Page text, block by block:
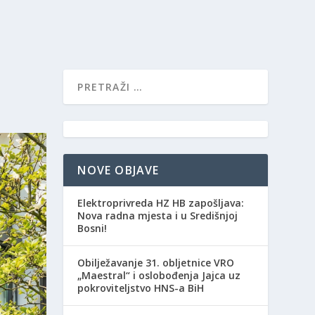
NOVE OBJAVE
Elektroprivreda HZ HB zapošljava:
Nova radna mjesta i u Središnjoj
Bosni!
Obilježavanje 31. obljetnice VRO
„Maestral“ i oslobođenja Jajca uz
pokroviteljstvo HNS-a BiH